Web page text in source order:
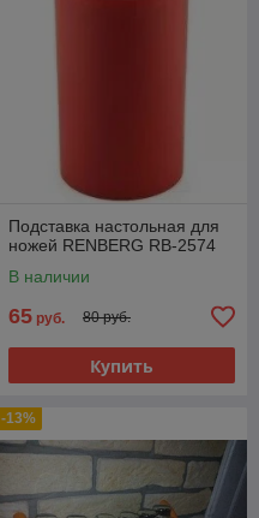
Подставка настольная для
ножей RENBERG RB-2574
В наличии
65 руб. 80 руб.
Купить
-13%